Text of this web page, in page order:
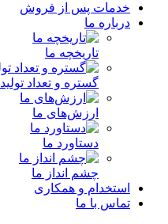
خدمات پس از فروش
درباره ما
تاریخچه ما
گستره و تعداد تولید
ارزش‌های ما
دستاورد ما
چشم انداز ما
استخدام و همکاری
تماس با ما